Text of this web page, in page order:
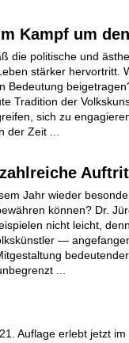
Kampf um
die politische und
stärker hervortritt.
Bedeutung
Tradition der
sich zu
der Zeit ...
Jahr wieder
können? Dr.
nicht leicht,
—
...
Auflage erlebt jetzt